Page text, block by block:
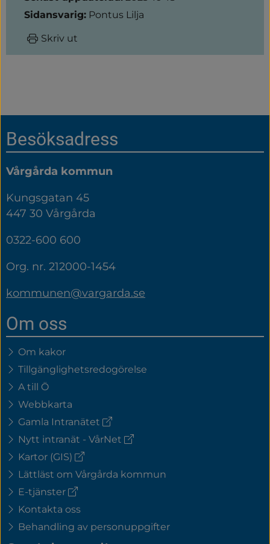
Sidansvarig: Pontus Lilja
Skriv ut
Sidfot
Besöksadress
Vårgårda kommun
Kungsgatan 45
447 30 Vårgårda
0322-600 600
Org. nr. 212000-1454
kommunen@vargarda.se
Om oss
Om kakor
Tillgänglighetsredogörelse
A till Ö
Webbkarta
Gamla Intranätet (extern
länk)
Nytt intranät - VårNet (extern
Kartor (GIS) (extern
länk)
Lättläst om Vårgårda kommun
E-tjänster (extern
Kontakta oss
Behandling av personuppgifter